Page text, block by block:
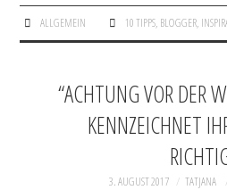
ALLGEMEIN 10 TIPPS, BLOGGER,
“ACHTUNG VOR DER
KENNZEICHNET
3. AUGUST 2017 TATJANA